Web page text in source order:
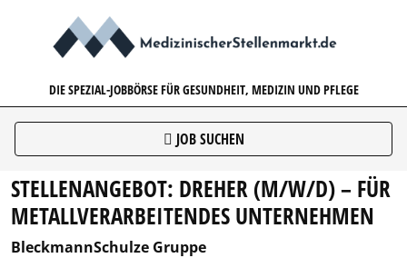
DIE SPEZIAL-JOBBÖRSE FÜR GESUNDHEIT, MEDIZIN UND PFLEGE
JOB SUCHEN
STELLENANGEBOT: DREHER (M/W/D) – FÜR
METALLVERARBEITENDES UNTERNEHMEN
BleckmannSchulze Gruppe